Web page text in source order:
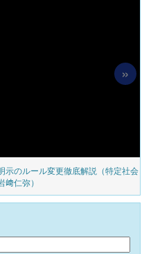
示のルール変更徹底解説（特定社会
﨑仁弥）
»